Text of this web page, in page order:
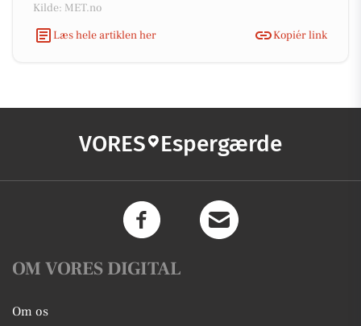
Kilde: MET.no
Læs hele artiklen her
Kopiér link
VORES Espergærde
OM VORES DIGITAL
Om os